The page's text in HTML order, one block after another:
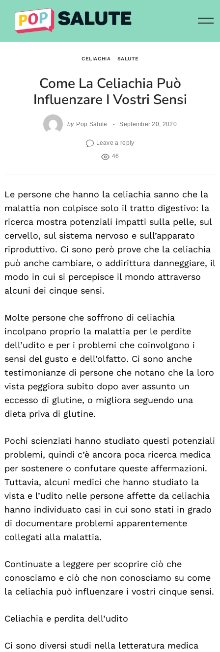
content
CELIACHIA SALUTE
Come La Celiachia Può
Influenzare I Vostri Sensi
by Pop Salute September 20, 2020
Leave a reply
46
Le persone che hanno la celiachia sanno che la
malattia non colpisce solo il tratto digestivo: la
ricerca mostra potenziali impatti sulla pelle, sul
cervello, sul sistema nervoso e sull’apparato
riproduttivo. Ci sono però prove che la celiachia
può anche cambiare, o addirittura danneggiare, il
modo in cui si percepisce il mondo attraverso
alcuni dei cinque sensi.
Molte persone che soffrono di celiachia
incolpano proprio la malattia per le perdite
dell’udito e per i problemi che coinvolgono i
sensi del gusto e dell’olfatto. Ci sono anche
testimonianze di persone che notano che la loro
vista peggiora subito dopo aver assunto un
eccesso di glutine, o migliora seguendo una
dieta priva di glutine.
Pochi scienziati hanno studiato questi potenziali
problemi, quindi c’è ancora poca ricerca medica
per sostenere o confutare queste affermazioni.
Tuttavia, alcuni medici che hanno studiato la
vista e l’udito nelle persone affette da celiachia
hanno individuato casi in cui sono stati in grado
di documentare problemi apparentemente
collegati alla malattia.
Continuate a leggere per scoprire ciò che
conosciamo e ciò che non conosciamo su come
la celiachia può influenzare i vostri cinque sensi.
Celiachia e perdita dell’udito
Ci sono diversi studi nella letteratura medica